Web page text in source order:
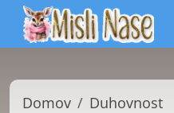
Domov Duhovnost